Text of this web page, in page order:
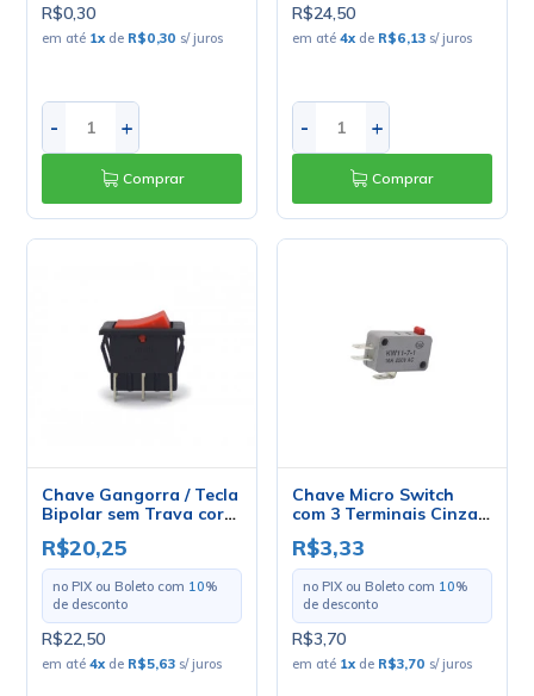
R$0,30
em até 1x de R$0,30 s/ juros
- +
Comprar
R$24,50
em até4x de R$6,13 s/ juros
- +
Comprar
Chave Gangorra / Tecla
Bipolar sem Trava cor
Vermelha 3A/250Vac e
6A/120Vac 20.208
Liga/(Liga) M2FT4EE3S -
Margirius
R$20,25
no PIX ou Boleto com 10%
de desconto
R$22,50
em até4x de R$5,63 s/ juros
Chave Micro Switch
com 3 Terminais Cinza
16A/250V - KW11-7-1
R$3,33
no PIX ou Boleto com 10%
de desconto
R$3,70
em até 1x de R$3,70 s/ juros